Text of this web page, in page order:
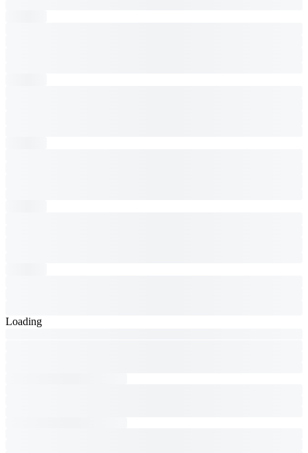
Loading